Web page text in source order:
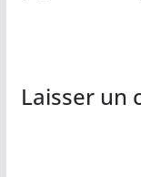
Laisser un